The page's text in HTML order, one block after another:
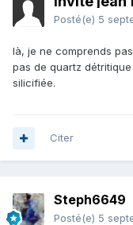
Posté(e) 5
là, je ne comprends
pas de quartz
silicifiée.
Citer
Steph6649
Posté(e) 5